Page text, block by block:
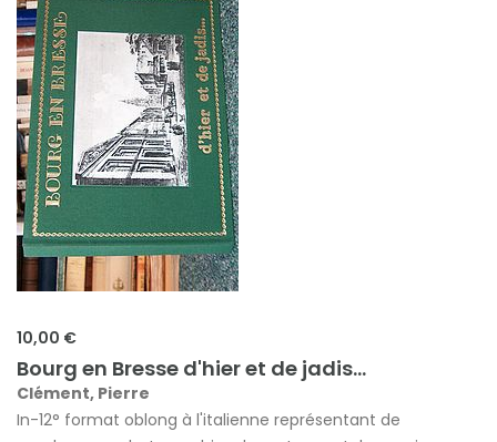
10,00 €
Bourg en Bresse d'hier et de jadis...
Clément, Pierre
In-12° format oblong à l'italienne représentant de